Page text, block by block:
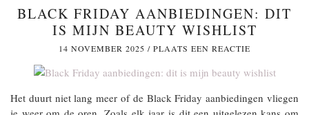
BLACK FRIDAY AANBIEDINGEN: DIT
IS MIJN BEAUTY WISHLIST
14 NOVEMBER 2025 / PLAATS EEN REACTIE
Het duurt niet lang meer of de Black Friday aanbiedingen vliegen